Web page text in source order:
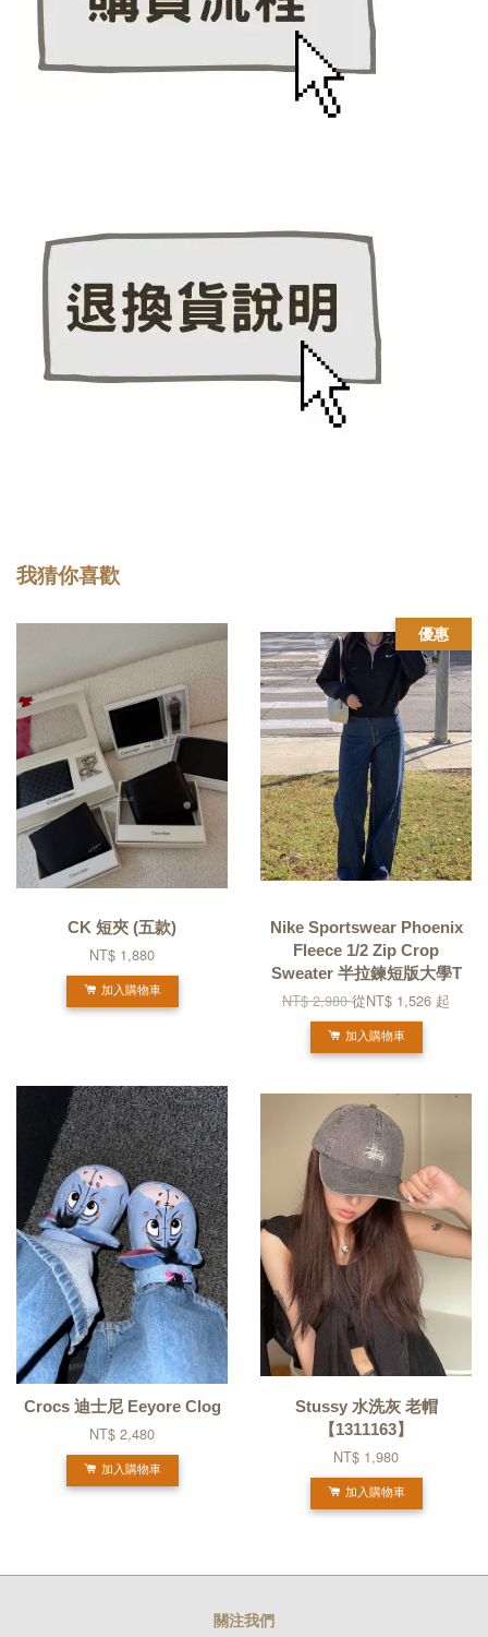
我猜你喜歡
CK 短夾 (五款)
NT$ 1,880
加入購物車
優惠
Nike Sportswear Phoenix
Fleece 1/2 Zip Crop
Sweater 半拉鍊短版大學T
NT$ 2,980從NT$ 1,526 起
加入購物車
Crocs 迪士尼 Eeyore Clog
NT$ 2,480
加入購物車
Stussy 水洗灰 老帽
【1311163】
NT$ 1,980
加入購物車
關注我們